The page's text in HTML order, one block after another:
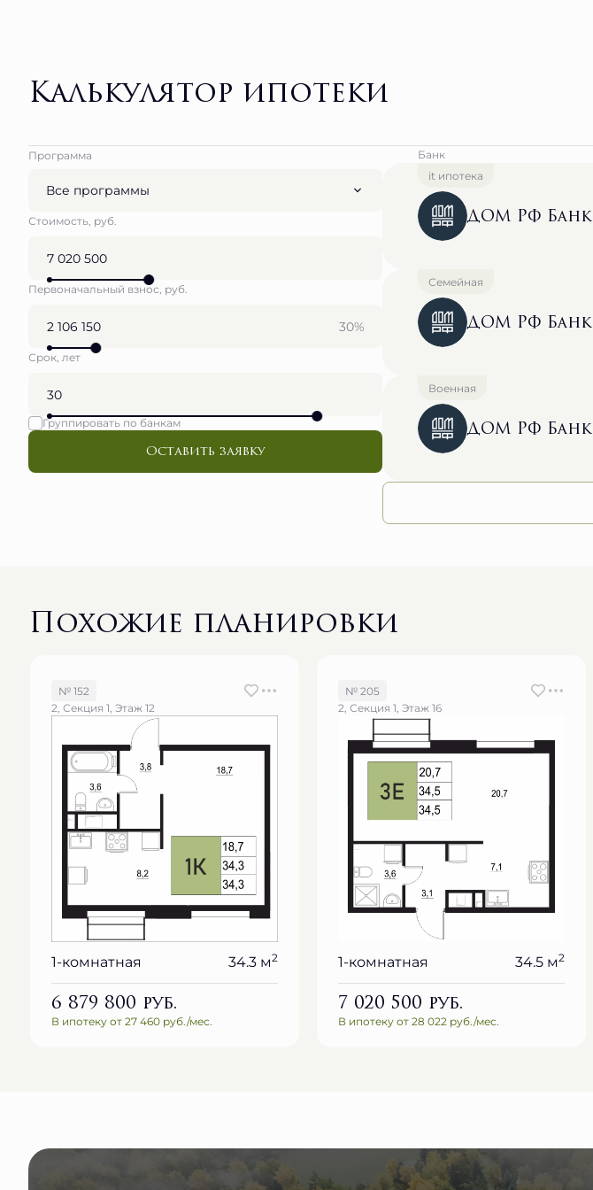
Калькулятор ипотеки
Программа
Все программы
Стоимость, руб.
Первоначальный взнос, руб.
30%
Срок, лет
Группировать по банкам
Оставить заявку
Банк
it ипотека
ДОМ РФ Банк
Семейная
ДОМ РФ Банк
Военная
ДОМ РФ Банк
Похожие планировки
№ 152
2, Секция 1, Этаж 12
1-комнатная 34.3 м2
6 879 800 руб.
В ипотеку от 27 460 руб./мес.
№ 205
2, Секция 1, Этаж 16
1-комнатная 34.5 м2
7 020 500 руб.
В ипотеку от 28 022 руб./мес.